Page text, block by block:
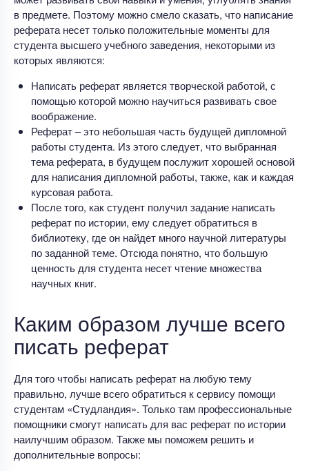
в предмете. Поэтому можно смело сказать, что написание
реферата несет только положительные моменты для
студента высшего учебного заведения, некоторыми из
которых являются:
Написать реферат является творческой работой, с
помощью которой можно научиться развивать свое
воображение.
Реферат – это небольшая часть будущей дипломной
работы студента. Из этого следует, что выбранная
тема реферата, в будущем послужит хорошей основой
для написания дипломной работы, также, как и каждая
курсовая работа.
После того, как студент получил задание написать
реферат по истории, ему следует обратиться в
библиотеку, где он найдет много научной литературы
по заданной теме. Отсюда понятно, что большую
ценность для студента несет чтение множества
научных книг.
Каким образом лучше всего
писать реферат
Для того чтобы написать реферат на любую тему
правильно, лучше всего обратиться к сервису помощи
студентам «Студландия». Только там профессиональные
помощники смогут написать для вас реферат по истории
наилучшим образом. Также мы поможем решить и
дополнительные вопросы: